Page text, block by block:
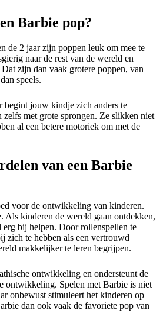
Barbie pop?
de 2 jaar zijn poppen leuk om mee te
naar de rest van de wereld en
zijn dan vaak grotere poppen, van
speels.
begint jouw kindje zich anders te
met grote sprongen. Ze slikken niet
al een betere motoriek om met de
van een Barbie
voor de ontwikkeling van kinderen.
Als kinderen de wereld gaan ontdekken,
erg bij helpen. Door rollenspellen te
zich te hebben als een vertrouwd
makkelijker te leren begrijpen.
ontwikkeling en ondersteunt de
ontwikkeling. Spelen met Barbie is niet
onbewust stimuleert het kinderen op
dan ook vaak de favoriete pop van